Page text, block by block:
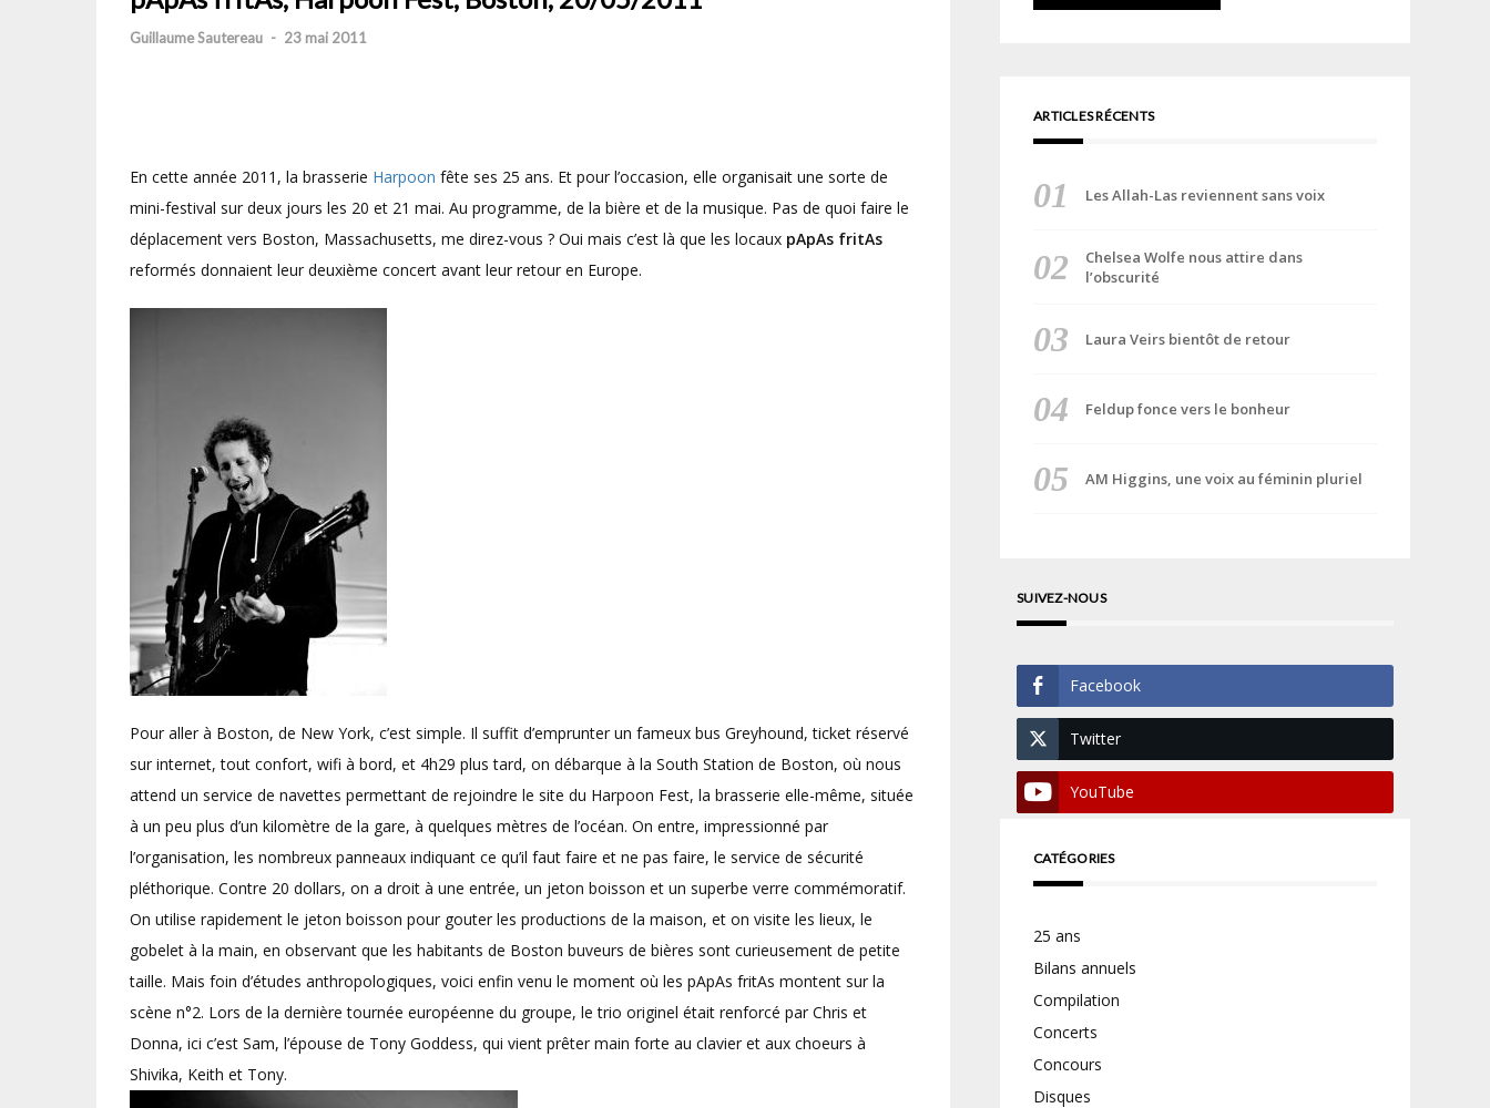
Guillaume Sautereau - 23 mai 2011
En cette année 2011, la brasserie Harpoon fête ses 25 ans. Et pour l’occasion, elle organisait une sorte de
mini-festival sur deux jours les 20 et 21 mai. Au programme, de la bière et de la musique. Pas de quoi faire le
déplacement vers Boston, Massachusetts, me direz-vous ? Oui mais c’est là que les locaux pApAs fritAs
reformés donnaient leur deuxième concert avant leur retour en Europe.
Pour aller à Boston, de New York, c’est simple. Il suffit d’emprunter un fameux bus Greyhound, ticket réservé
sur internet, tout confort, wifi à bord, et 4h29 plus tard, on débarque à la South Station de Boston, où nous
attend un service de navettes permettant de rejoindre le site du Harpoon Fest, la brasserie elle-même, située
à un peu plus d’un kilomètre de la gare, à quelques mètres de l’océan. On entre, impressionné par
l’organisation, les nombreux panneaux indiquant ce qu’il faut faire et ne pas faire, le service de sécurité
pléthorique. Contre 20 dollars, on a droit à une entrée, un jeton boisson et un superbe verre commémoratif.
On utilise rapidement le jeton boisson pour gouter les productions de la maison, et on visite les lieux, le
gobelet à la main, en observant que les habitants de Boston buveurs de bières sont curieusement de petite
taille. Mais foin d’études anthropologiques, voici enfin venu le moment où les pApAs fritAs montent sur la
scène n°2. Lors de la dernière tournée européenne du groupe, le trio originel était renforcé par Chris et
Donna, ici c’est Sam, l’épouse de Tony Goddess, qui vient prêter main forte au clavier et aux choeurs à
Shivika, Keith et Tony.
ARTICLES RÉCENTS
Les Allah-Las reviennent sans voix
Chelsea Wolfe nous attire dans
l’obscurité
Laura Veirs bientôt de retour
Feldup fonce vers le bonheur
AM Higgins, une voix au féminin pluriel
SUIVEZ-NOUS
Facebook
Twitter
YouTube
CATÉGORIES
25 ans
Bilans annuels
Compilation
Concerts
Concours
Disques